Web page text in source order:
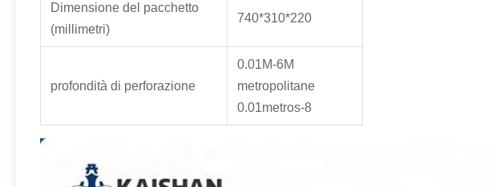
Dimensione del pacchetto
(millimetri)
740*310*220
profondità di perforazione
0.01M-6M
metropolitane
0.01metros-8